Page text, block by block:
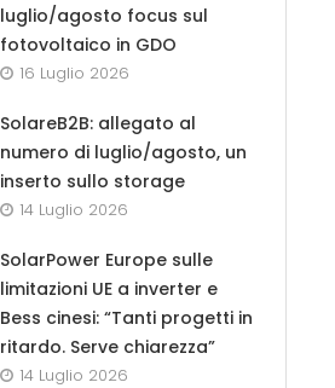
luglio/agosto focus sul
fotovoltaico in GDO
16 Luglio 2026
SolareB2B: allegato al
numero di luglio/agosto, un
inserto sullo storage
14 Luglio 2026
SolarPower Europe sulle
limitazioni UE a inverter e
Bess cinesi: “Tanti progetti in
ritardo. Serve chiarezza”
14 Luglio 2026